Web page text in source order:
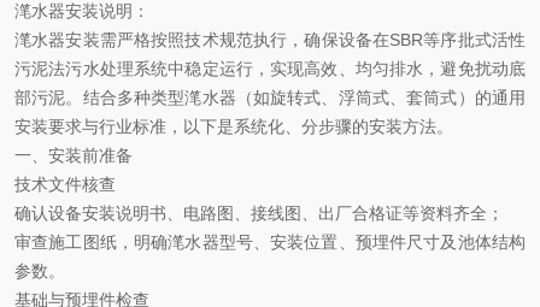
滗水器安装说明：
滗水器安装需严格按照技术规范执行，确保设备在SBR等序批式活性
污泥法污水处理系统中稳定运行，实现高效、均匀排水，避免扰动底
部污泥。结合多种类型滗水器（如旋转式、浮筒式、套筒式）的通用
安装要求与行业标准，以下是系统化、分步骤的安装方法。
一、安装前准备
技术文件核查
确认设备安装说明书、电路图、接线图、出厂合格证等资料齐全；
审查施工图纸，明确滗水器型号、安装位置、预埋件尺寸及池体结构
参数。
基础与预埋件检查